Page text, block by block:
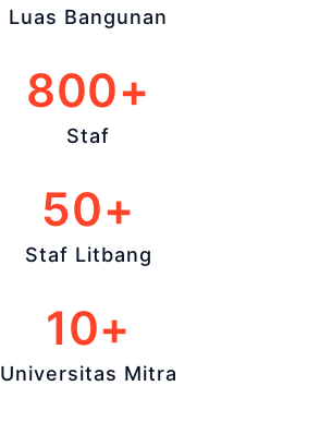
Luas Bangunan
800+
Staf
50+
Staf Litbang
10+
Universitas Mitra